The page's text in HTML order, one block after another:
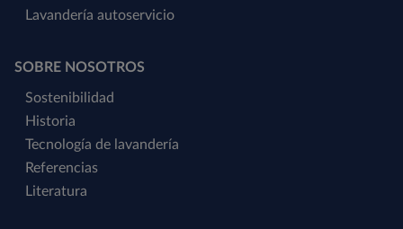
Lavandería autoservicio
SOBRE NOSOTROS
Sostenibilidad
Historia
Tecnología de lavandería
Referencias
Literatura